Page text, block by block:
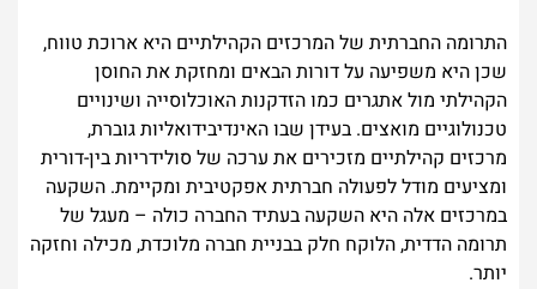
התרומה החברתית של המרכזים הקהילתיים היא ארוכת טווח,
שכן היא משפיעה על דורות הבאים ומחזקת את החוסן
הקהילתי מול אתגרים כמו הזדקנות האוכלוסייה ושינויים
טכנולוגיים מואצים. בעידן שבו האינדיבידואליות גוברת,
מרכזים קהילתיים מזכירים את ערכה של סולידריות בין-דורית
ומציעים מודל לפעולה חברתית אפקטיבית ומקיימת. השקעה
במרכזים אלה היא השקעה בעתיד החברה כולה – מעגל של
תרומה הדדית, הלוקח חלק בבניית חברה מלוכדת, מכילה וחזקה
יותר.